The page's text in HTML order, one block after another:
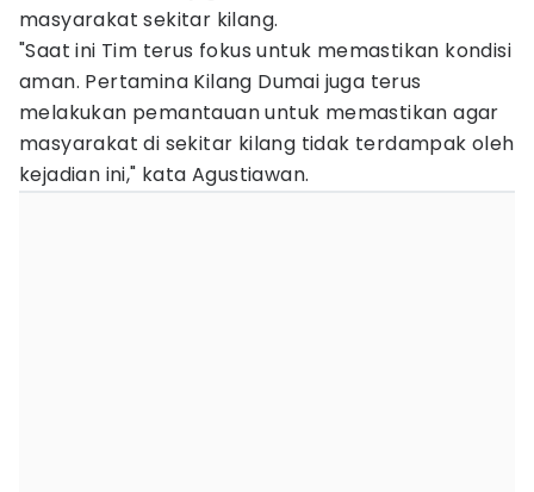
masyarakat sekitar kilang.
"Saat ini Tim terus fokus untuk memastikan kondisi
aman. Pertamina Kilang Dumai juga terus
melakukan pemantauan untuk memastikan agar
masyarakat di sekitar kilang tidak terdampak oleh
kejadian ini," kata Agustiawan.